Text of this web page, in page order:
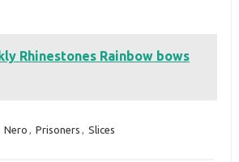
Rhinestones Rainbow bows
Nero , Prisoners , Slices